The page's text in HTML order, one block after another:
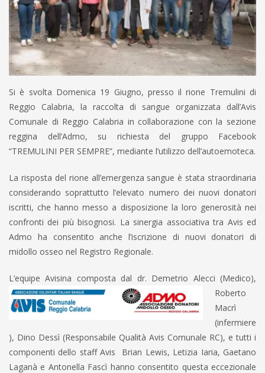
Si è svolta Domenica 19 Giugno, presso il rione Tremulini di
Reggio Calabria, la raccolta di sangue organizzata dall’Avis
Comunale di Reggio Calabria in collaborazione con la sezione
reggina dell’Admo, su richiesta del gruppo Facebook
“TREMULINI PER SEMPRE”, mediante l’utilizzo dell’autoemoteca.
La risposta del rione all’emergenza sangue è stata straordinaria
considerando soprattutto l’elevato numero dei nuovi donatori
iscritti, che hanno messo a disposizione la loro generosità nei
confronti dei più bisognosi. La sinergia associativa tra Avis ed
Admo ha consentito anche l’iscrizione di nuovi donatori di
midollo osseo nel Registro Regionale.
L’equipe Avisina composta dal dr. Demetrio Alecci (Medico),
Roberto
Macrì
(infermiere
), Dino Dessì (Responsabile Qualità Avis Comunale RC), e tutti i
componenti dello staff Avis Brian Lewis, Letizia Iaria, Gaetano
Laganà e Antonella Fascì hanno consentito questa eccezionale